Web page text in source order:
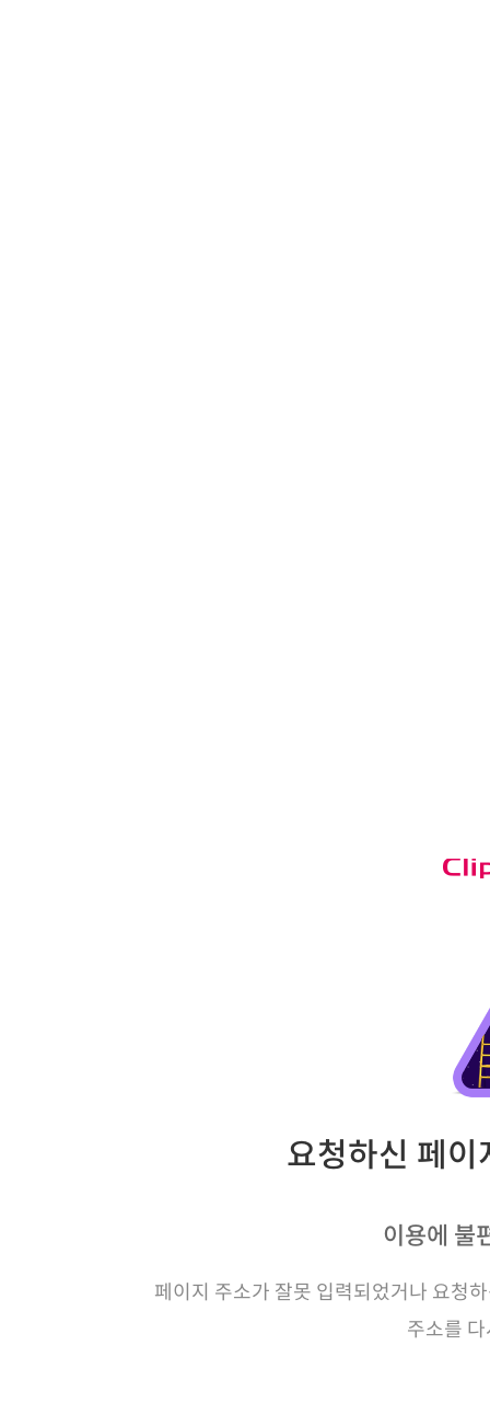
요청하신 페
이용에 불
페이지 주소가 잘못 입력되었거나 요청
주소를